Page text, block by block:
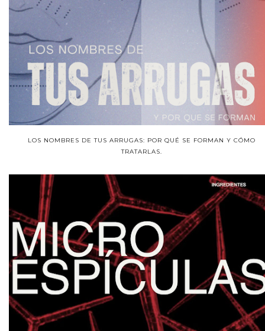
LOS NOMBRES DE TUS ARRUGAS: POR QUÉ SE FORMAN Y CÓMO
TRATARLAS.